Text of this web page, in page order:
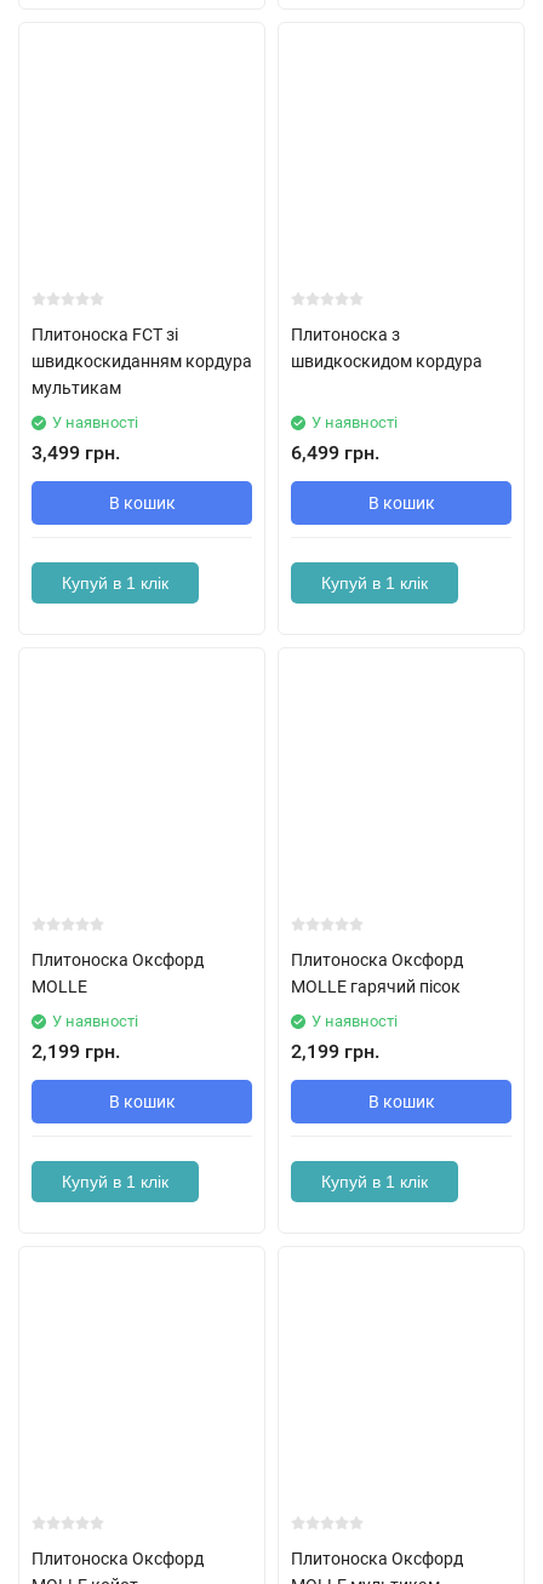
Плитоноска FCT зі
швидкоскиданням кордура
мультикам
У наявності
3,499 грн.
В кошик
Купуй в 1 клік
Плитоноска з
швидкоскидом кордура
У наявності
6,499 грн.
В кошик
Купуй в 1 клік
Плитоноска Оксфорд
MOLLE
У наявності
2,199 грн.
В кошик
Купуй в 1 клік
Плитоноска Оксфорд
MOLLE гарячий пісок
У наявності
2,199 грн.
В кошик
Купуй в 1 клік
Плитоноска Оксфорд
Плитоноска Оксфорд